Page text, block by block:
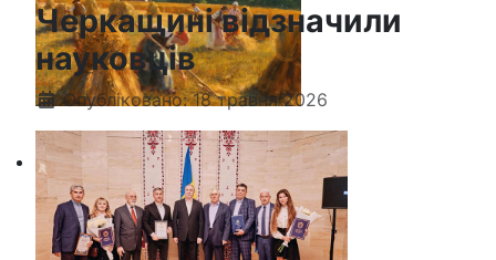
Черкащині відзначили
науковців
Опубліковано: 18 травня 2026